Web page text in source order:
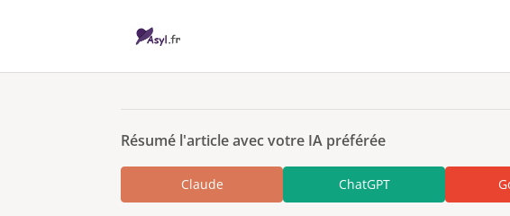
Résumé l'article avec votre IA préférée
Claude ChatGPT